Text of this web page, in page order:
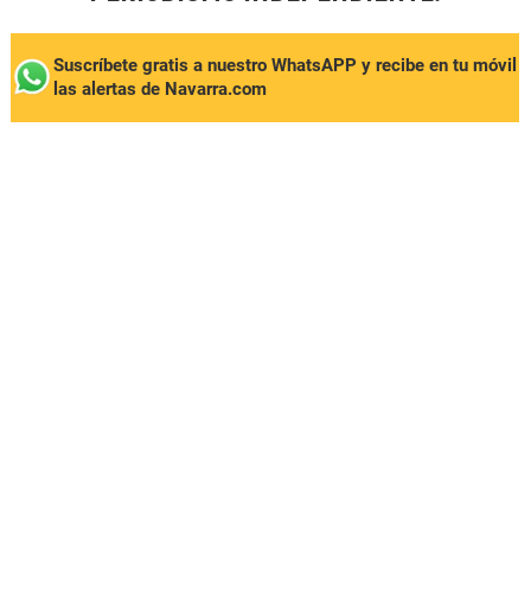
Suscríbete gratis a nuestro WhatsAPP y recibe en tu móvil
las alertas de Navarra.com